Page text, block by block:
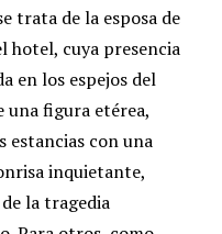
trata de la esposa de
hotel, cuya presencia
en los espejos del
una figura etérea,
estancias con una
inquietante,
la tragedia